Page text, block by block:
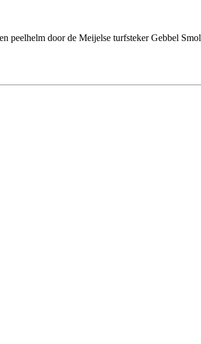
peelhelm door de Meijelse turfsteker Gebbel